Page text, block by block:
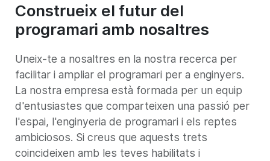
Construeix el futur del
programari amb nosaltres
Uneix-te a nosaltres en la nostra recerca per
facilitar i ampliar el programari per a enginyers.
La nostra empresa està formada per un equip
d'entusiastes que comparteixen una passió per
l'espai, l'enginyeria de programari i els reptes
ambiciosos. Si creus que aquests trets
coincideixen amb les teves habilitats i